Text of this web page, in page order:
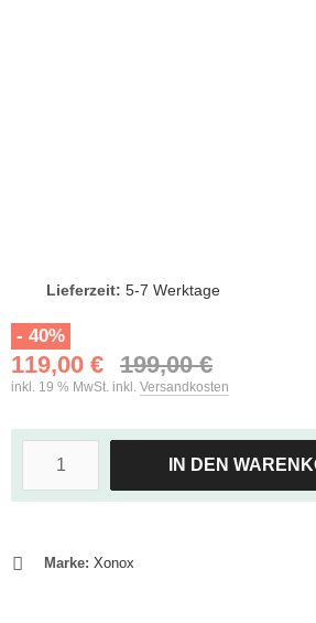
Lieferzeit: 5-7 Werktage
- 40%
119,00 € 199,00 €
inkl. 19 % MwSt. inkl. Versandkosten
IN DEN
Marke: Xonox